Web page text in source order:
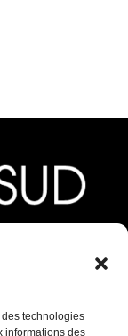
technologies
informations des
: